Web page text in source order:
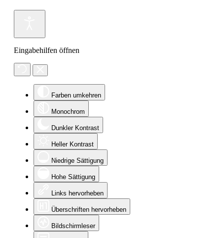
Eingabehilfen öffnen
Farben umkehren
Monochrom
Dunkler Kontrast
Heller Kontrast
Niedrige Sättigung
Hohe Sättigung
Links hervorheben
Überschriften hervorheben
Bildschirmleser